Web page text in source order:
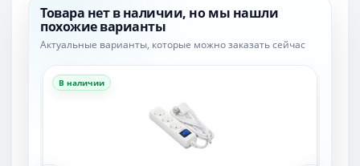
Товара нет в наличии, но мы нашли
похожие варианты
Актуальные варианты, которые можно заказать сейчас
В наличии